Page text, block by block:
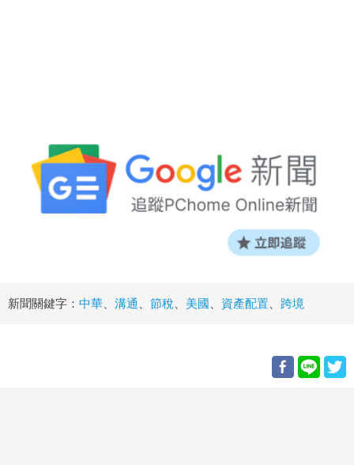
新聞關鍵字： 中華 溝通 節稅 美國 資產配置 跨境